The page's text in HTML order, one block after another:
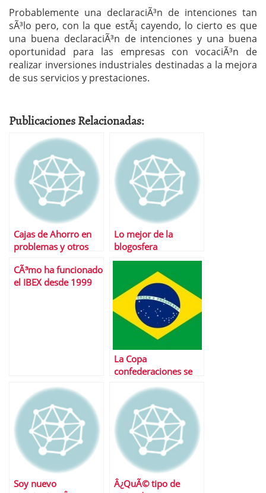
Probablemente una declaraciÃ³n de intenciones tan
sÃ³lo pero, con la que estÃ¡ cayendo, lo cierto es que
una buena declaraciÃ³n de intenciones y una buena
oportunidad para las empresas con vocaciÃ³n de
realizar inversiones industriales destinadas a la mejora
de sus servicios y prestaciones.
Publicaciones Relacionadas:
Cajas de Ahorro en
problemas y otros
Lo mejor de la
blogosfera
CÃ³mo ha funcionado
el IBEX desde 1999
La Copa
confederaciones se
trampolÃ­n para la
economÃ­a
brasileÃ±a
Soy nuevo
Â¿QuÃ© tipo de